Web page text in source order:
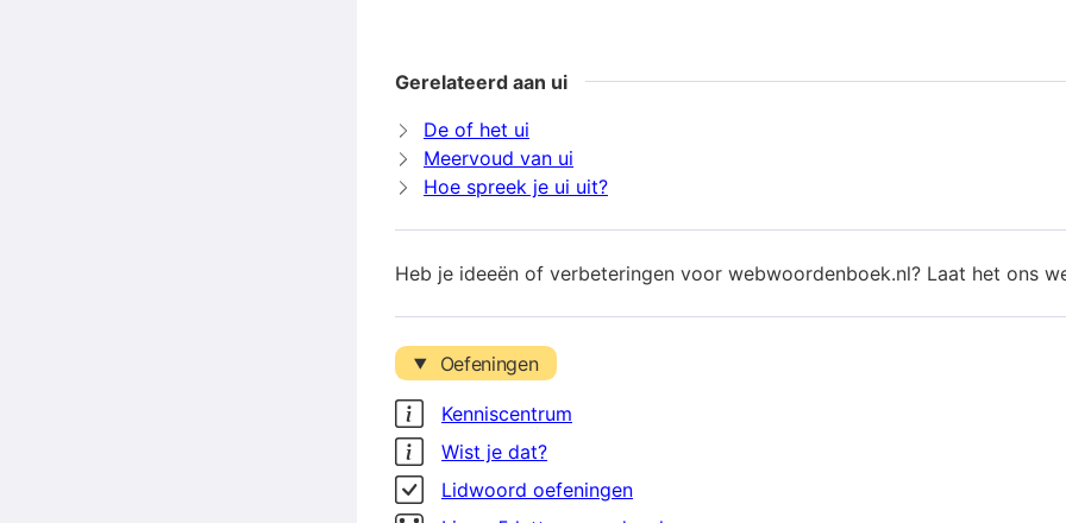
Gerelateerd aan ui
De of het ui
Meervoud van ui
Hoe spreek je ui uit?
Heb je ideeën of verbeteringen voor webwoordenboek.nl? Laat het ons
Oefeningen
Kenniscentrum
Wist je dat?
Lidwoord oefeningen